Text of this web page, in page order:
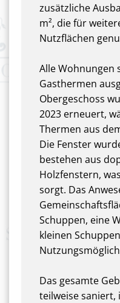
zusätzliche
m², die für
Nutzflächen
Alle Wohnungen
Gasthermen
Obergeschoss
2023 erneuert,
Thermen aus
Die Fenster
bestehen aus
Holzfenstern,
sorgt. Das
Schuppen, eine
kleinen
Das gesamte
teilweise saniert,